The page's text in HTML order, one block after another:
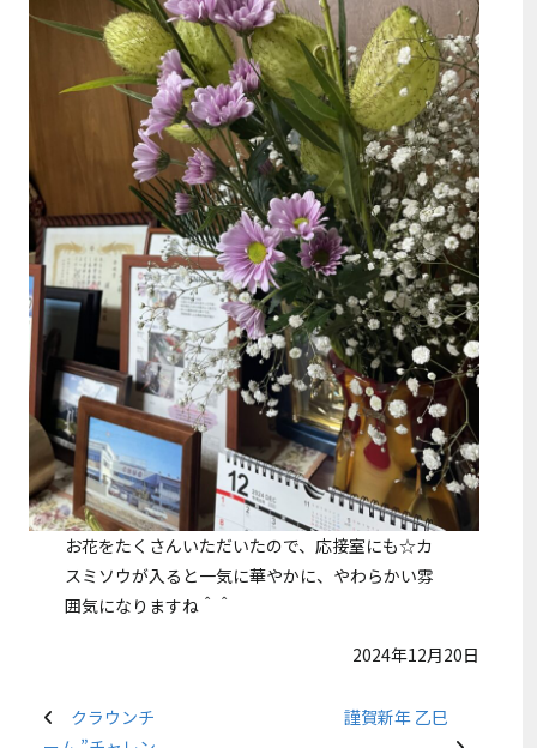
お花をたくさんいただいたので、応接室にも☆カ
スミソウが入ると一気に華やかに、やわらかい雰
囲気になりますね＾＾
2024年12月20日
クラウンチ
謹賀新年 乙巳